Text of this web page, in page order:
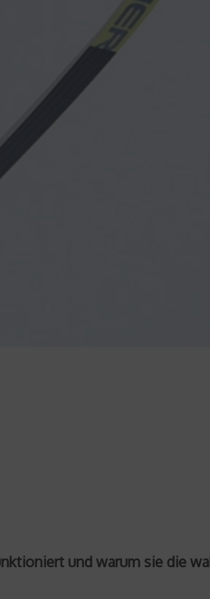
und warum sie die